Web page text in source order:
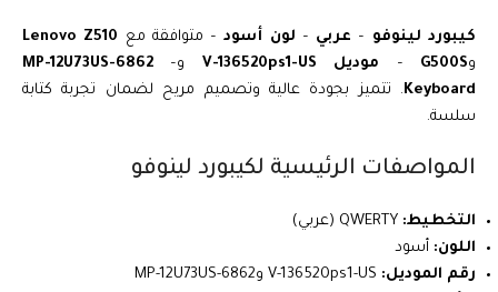
كيبورد لينوفو – عربي – لون أسود– متوافقة مع Lenovo Z510
وG500S
– موديل V-136520ps1-US و MP-12U73US-6862 –
Keyboard. تتميز بجودة عالية وتصميم مريح لضمان تجربة كتابة
سلسة.
المواصفات الرئيسية لكيبورد لينوفو
التخطيط:
اللون: أسود
رقم الموديل: